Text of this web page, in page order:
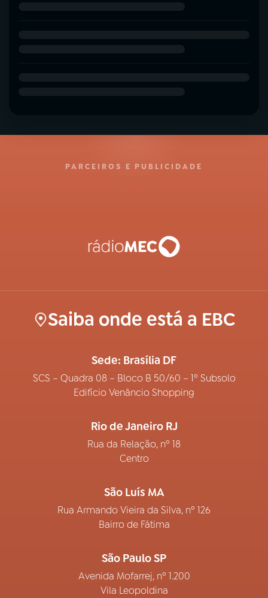
PARCEIROS E PUBLICIDADE
Saiba onde está a EBC
Sede: Brasília DF
SCS – Quadra 08 – Bloco B 50/60 – 1º Subsolo
Edifício Venâncio Shopping
Rio de Janeiro RJ
Rua da Relação, nº 18
Centro
São Luís MA
Rua Armando Vieira da Silva, nº 126
Bairro de Fátima
São Paulo SP
Avenida Mofarrej, nº 1.200
Vila Leopoldina